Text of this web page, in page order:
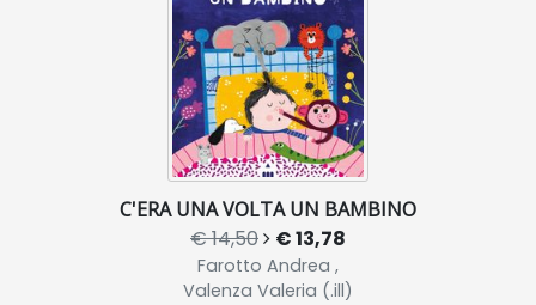
C'ERA UNA VOLTA UN BAMBINO
€ 14,50 € 13,78
Farotto Andrea ,
Valenza Valeria (.ill)